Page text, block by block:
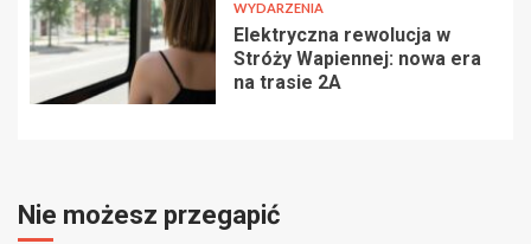
WYDARZENIA
Elektryczna rewolucja w
Stróży Wapiennej: nowa era
na trasie 2A
Nie możesz przegapić